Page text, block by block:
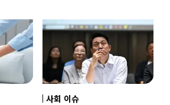
사회 이슈